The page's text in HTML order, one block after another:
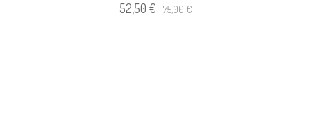
52,50 € 75,00 €